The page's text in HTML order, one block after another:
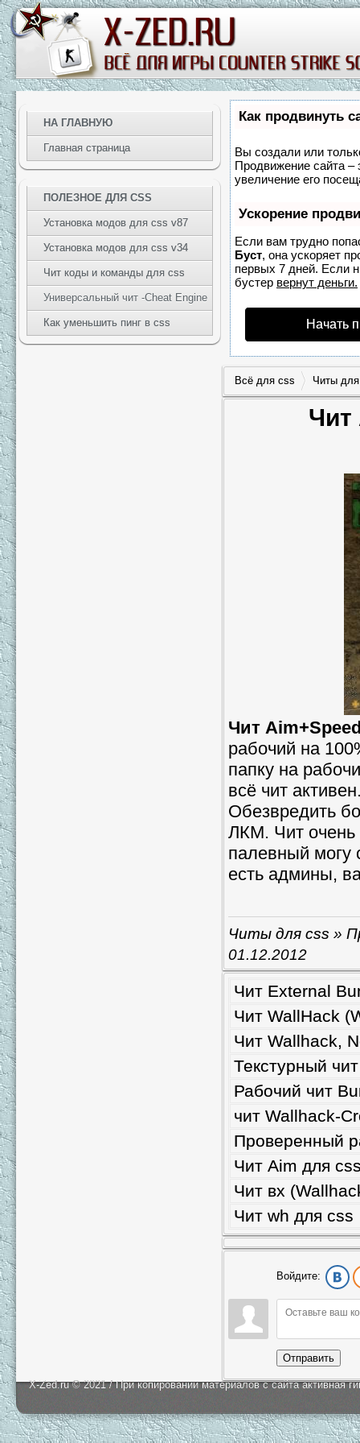
Как продвинуть
Вы создали или
Продвижение сайта –
увеличение его
Ускорение
Если вам трудно
Буст, она ускоряет
первых 7 дней. Если
бустер вернут деньги.
Начать
Всё для css Читы
Чит
Чит
рабочий на
папку на
всё чит
Обезвредить
ЛКМ. Чит очень
палевный могу
есть админы,
Читы для css »
01.12.2012
Чит External
Чит WallHack
Чит Wallhack,
Текстурный
Рабочий чит
чит Wallhack-
Проверенный
Чит Aim для
Чит вх
Чит wh для css
Войдите:
Отправить
НА ГЛАВНУЮ
Главная страница
ПОЛЕЗНОЕ ДЛЯ CSS
Установка модов для css v87
Установка модов для css v34
Чит коды и команды для css
Универсальный чит -Cheat Engine
Как уменьшить пинг в css
X-Zed.ru © 2021 / При копировании материалов с сайта активная